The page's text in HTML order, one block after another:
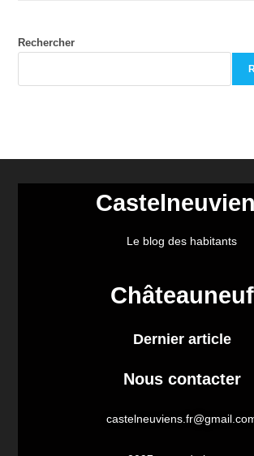
Rechercher
Le blog des habitants
Châteauneuf
Dernier article
Nous contacter